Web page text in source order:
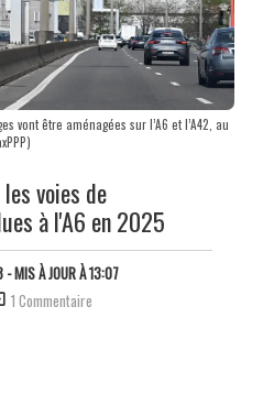
vont être aménagées sur l’A6 et l’A42, au
voies de
à l'A6 en 2025
- MIS À JOUR À 13:07
1 Commentaire